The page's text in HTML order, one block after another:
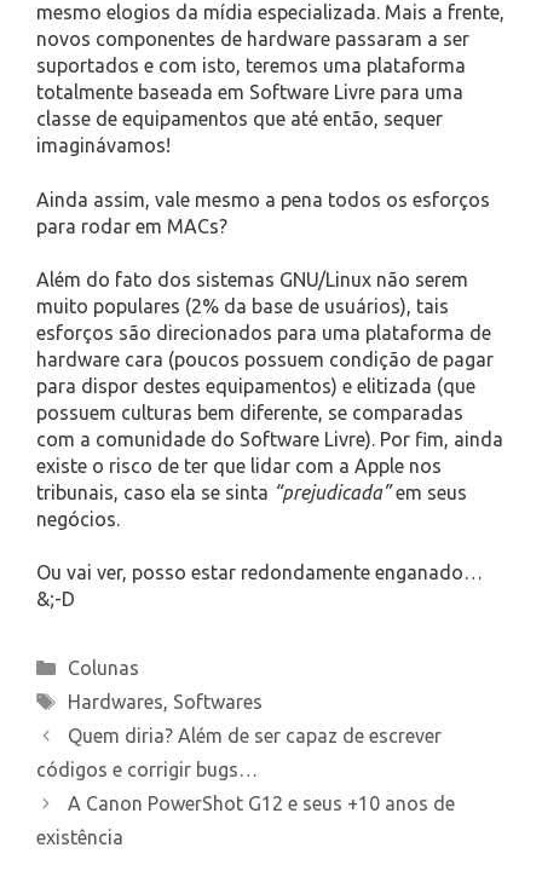
mesmo elogios da mídia especializada. Mais a frente,
novos componentes de hardware passaram a ser
suportados e com isto, teremos uma plataforma
totalmente baseada em Software Livre para uma
classe de equipamentos que até então, sequer
imaginávamos!
Ainda assim, vale mesmo a pena todos os esforços
para rodar em MACs?
Além do fato dos sistemas GNU/Linux não serem
muito populares (2% da base de usuários), tais
esforços são direcionados para uma plataforma de
hardware cara (poucos possuem condição de pagar
para dispor destes equipamentos) e elitizada (que
possuem culturas bem diferente, se comparadas
com a comunidade do Software Livre). Por fim, ainda
existe o risco de ter que lidar com a Apple nos
tribunais, caso ela se sinta “prejudicada”em seus
negócios.
Ou vai ver, posso estar redondamente enganado…
&;-D
Categories
Colunas
Tags
Hardwares, Softwares
Quem diria? Além de ser capaz de escrever
códigos e corrigir bugs…
A Canon PowerShot G12 e seus +10 anos de
existência